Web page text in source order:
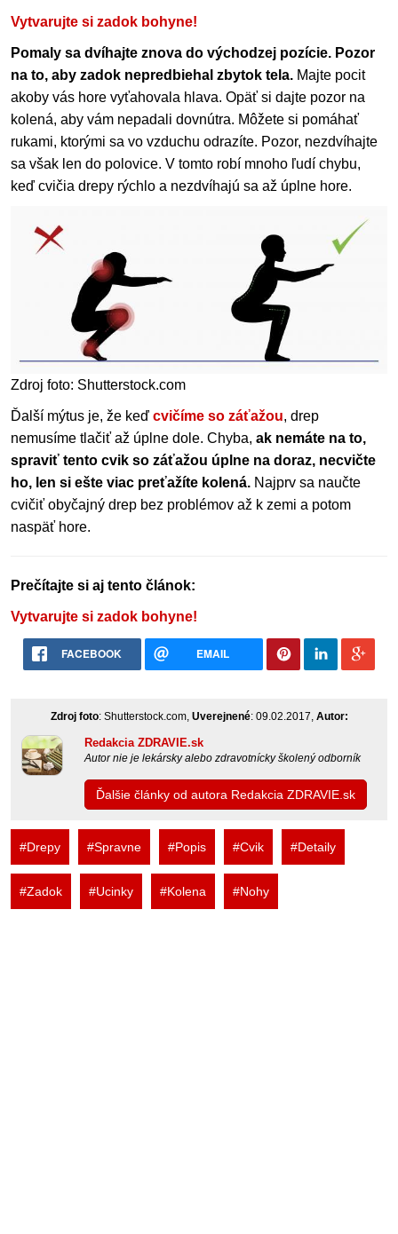
Vytvarujte si zadok bohyne!
Pomaly sa dvíhajte znova do východzej pozície. Pozor
na to, aby zadok nepredbiehal zbytok tela. Majte pocit
akoby vás hore vyťahovala hlava. Opäť si dajte pozor na
kolená, aby vám nepadali dovnútra. Môžete si pomáhať
rukami, ktorými sa vo vzduchu odrazíte. Pozor, nezdvíhajte
sa však len do polovice. V tomto robí mnoho ľudí chybu,
keď cvičia drepy rýchlo a nezdvíhajú sa až úplne hore.
Zdroj foto: Shutterstock.com
Ďalší mýtus je, že keď cvičíme so záťažou, drep
nemusíme tlačiť až úplne dole. Chyba, ak nemáte na to,
spraviť tento cvik so záťažou úplne na doraz, necvičte
ho, len si ešte viac preťažíte kolená. Najprv sa naučte
cvičiť obyčajný drep bez problémov až k zemi a potom
naspäť hore.
Prečítajte si aj tento článok:
Vytvarujte si zadok bohyne!
FACEBOOK EMAIL
Zdroj foto: Shutterstock.com, Uverejnené: 09.02.2017, Autor:
Redakcia ZDRAVIE.sk
Autor nie je lekársky alebo zdravotnícky školený odborník
Ďalšie články od autora Redakcia ZDRAVIE.sk
#Drepy #Spravne #Popis #Cvik #Detaily
#Zadok #Ucinky #Kolena #Nohy